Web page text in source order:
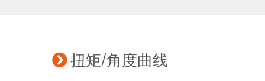
扭矩/角度曲线